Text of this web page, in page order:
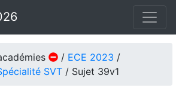
/ ECE 2023 /
SVT / Sujet 39v1